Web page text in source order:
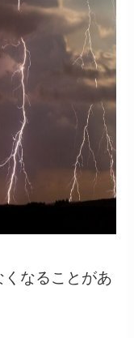
なることがあ